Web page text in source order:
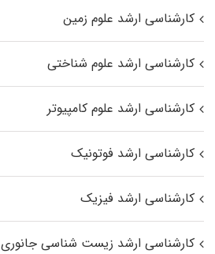
کارشناسی ارشد علوم زمین
کارشناسی ارشد علوم شناختی
کارشناسی ارشد علوم کامپیوتر
کارشناسی ارشد فوتونیک
کارشناسی ارشد فیزیک
کارشناسی ارشد زیست‌ شناسی جانوری